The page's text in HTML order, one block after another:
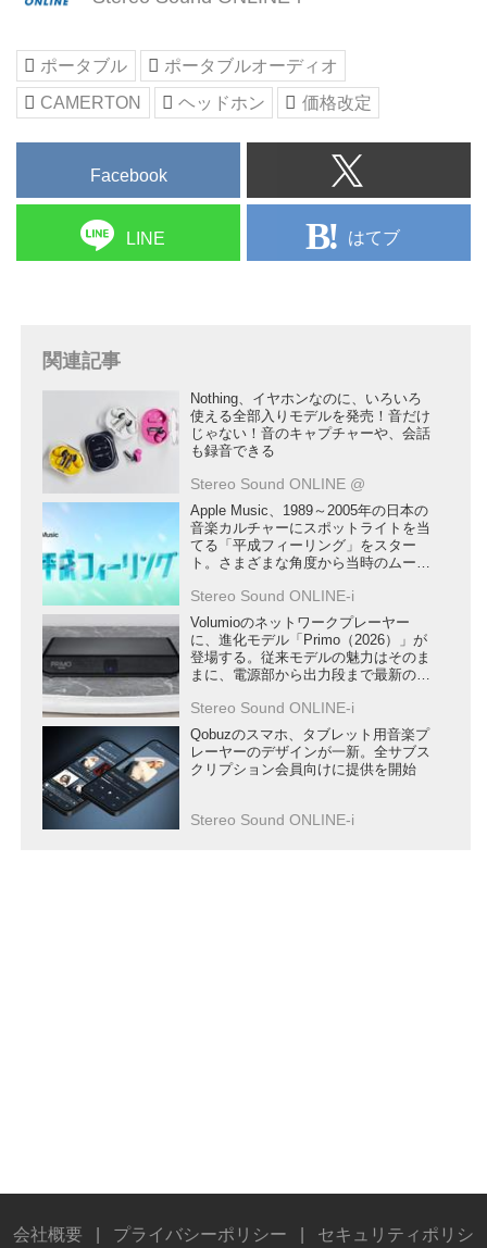
ポータブル
ポータブルオーディオ
CAMERTON
ヘッドホン 価格改定
Facebook
LINE はてブ
関連記事
Nothing、イヤホンなのに、いろいろ
使える全部入りモデルを発売！音だけ
じゃない！音のキャプチャーや、会話
も録音できる
Stereo Sound ONLINE @
Apple Music、1989～2005年の日本の
音楽カルチャーにスポットライトを当
てる「平成フィーリング」をスター
ト。さまざまな角度から当時のムーブ
Stereo Sound ONLINE-i
Volumioのネットワークプレーヤー
に、進化モデル「Primo（2026）」が
登場する。従来モデルの魅力はそのま
まに、電源部から出力段まで最新の設
Stereo Sound ONLINE-i
Qobuzのスマホ、タブレット用音楽プ
レーヤーのデザインが一新。全サブス
クリプション会員向けに提供を開始
Stereo Sound ONLINE-i
会社概要 プライバシーポリシー セキュリティポリシ